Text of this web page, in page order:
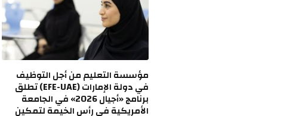
مؤسسة التعليم من أجل التوظيف
في دولة الإمارات (EFE-UAE) تطلق
برنامج «أجيال 2026» في الجامعة
الأمريكية في رأس الخيمة لتمكين